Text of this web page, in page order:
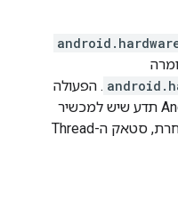
. הפעולה
הזו נדרשת כדי שמערכת Android תדע שיש למכשיר
תמיכה בחומרה של Thread. אחרת, סטאק ה-Thread